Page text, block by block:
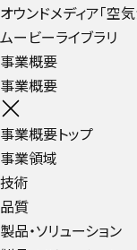
オウンドメディア「空
ムービーライブラリ
事業概要
事業概要
事業概要トップ
事業領域
技術
品質
製品・ソリューション